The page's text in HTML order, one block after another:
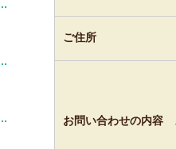
ご住所
お問い合わせの内容